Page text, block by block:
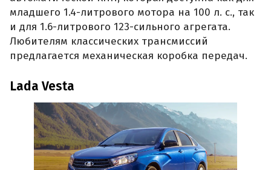
младшего 1.4-литрового мотора на 100 л. с., так
и для 1.6-литрового 123-сильного агрегата.
Любителям классических трансмиссий
предлагается механическая коробка передач.
Lada Vesta